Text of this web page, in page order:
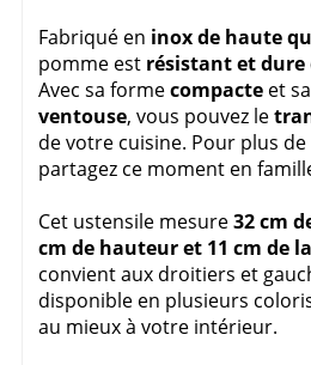
Fabriqué en inox de haute
pomme est résistant et dure
Avec sa formecompacte et
ventouse, vous pouvez le
de votre cuisine. Pour plus de
partagez ce moment en
Cet ustensile mesure32 cm
cm de hauteur et 11 cm de
convient aux droitiers et
disponible en plusieurs
au mieux à votre intérieur.